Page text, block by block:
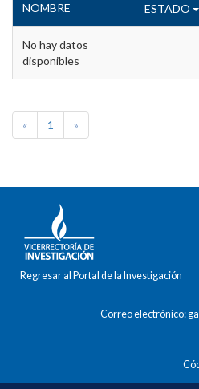
NOMBRE ESTADO
No hay datos
disponibles
« 1 »
Regresar al Portal de la Investigación
Correo electrónico: